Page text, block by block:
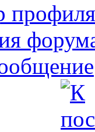
профиля